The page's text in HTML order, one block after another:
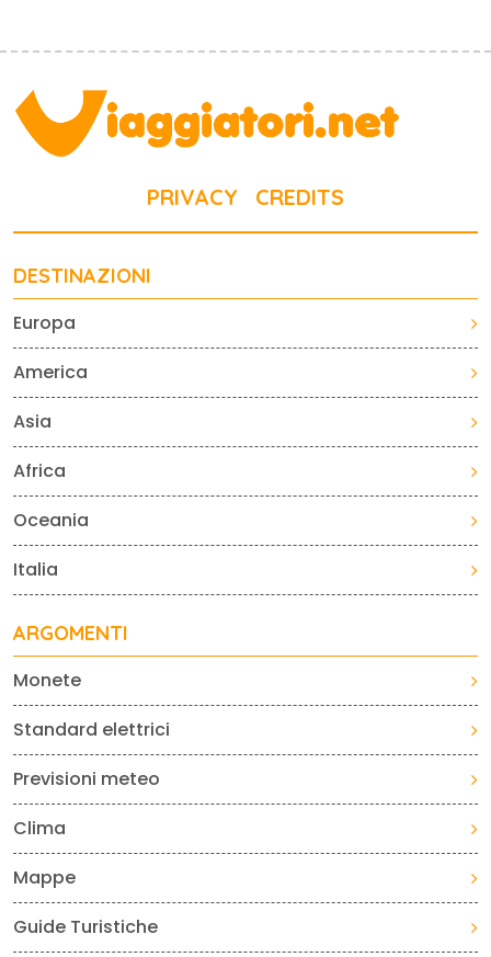
PRIVACY CREDITS
DESTINAZIONI
Europa
America
Asia
Africa
Oceania
Italia
ARGOMENTI
Monete
Standard elettrici
Previsioni meteo
Clima
Mappe
Guide Turistiche